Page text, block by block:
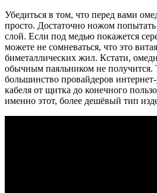
Убедиться в том, что перед вами
просто. Достаточно ножом попытать
слой. Если под медью покажется
можете не сомневаться, что это
биметаллических жил. Кстати,
обычным паяльником не получится.
большинство провайдеров
кабеля от щитка до конечного
именно этот, более дешёвый тип